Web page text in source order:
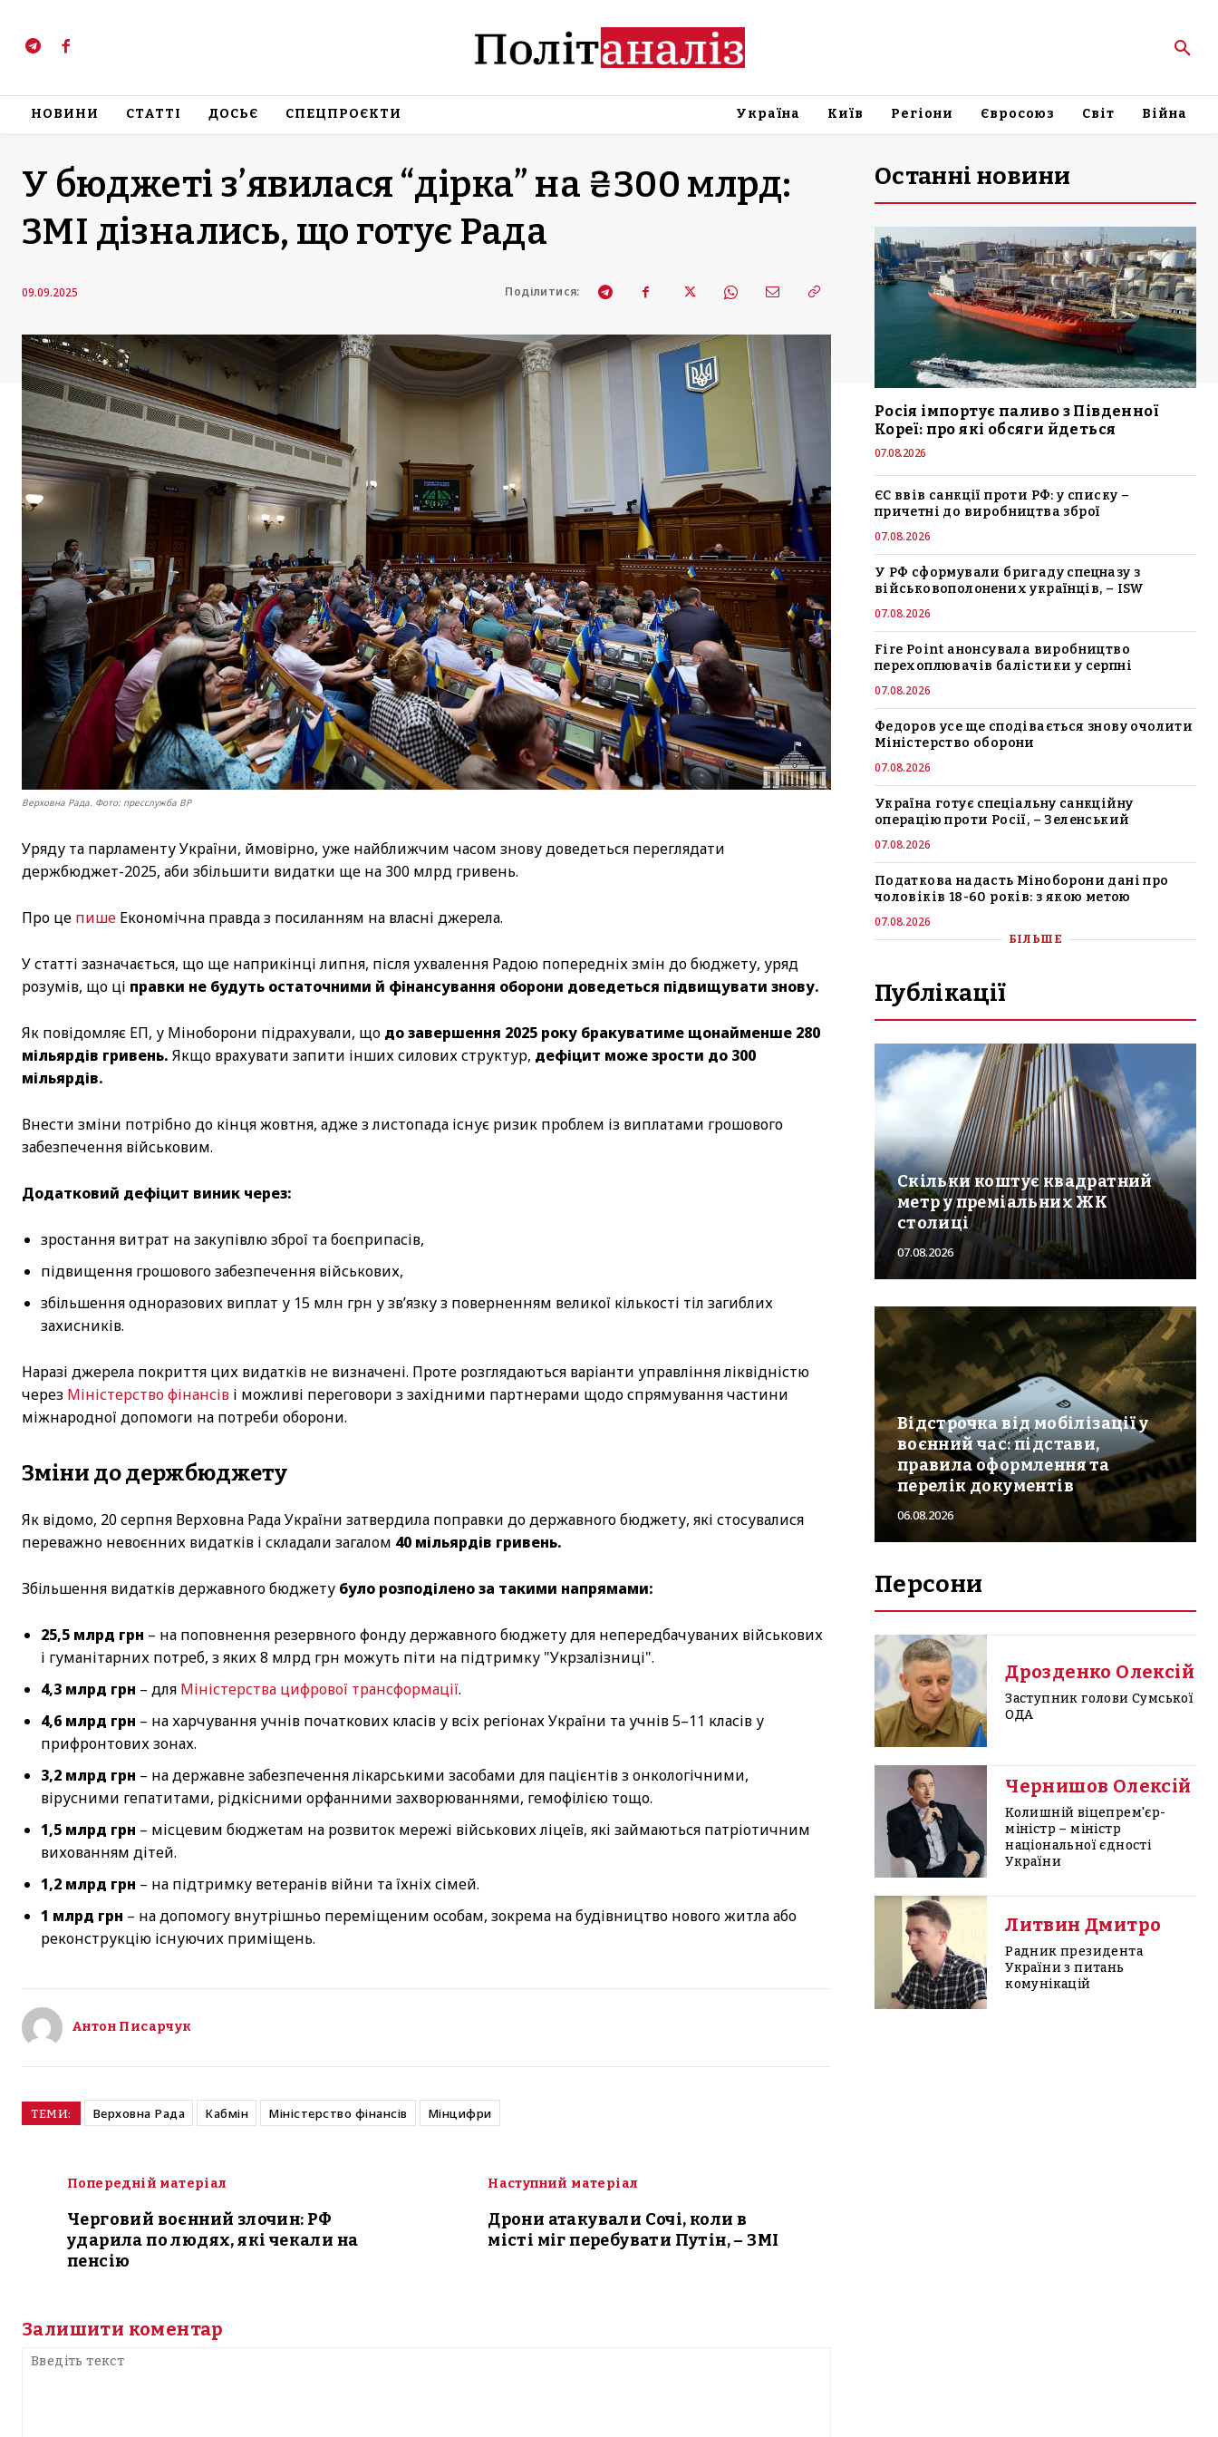
НОВИНИ СТАТТІ ДОСЬЄ СПЕЦПРОЄКТИ Україна Київ Регіони Євросоюз Світ Війна
У бюджеті з’явилася “дірка” на ₴300 млрд:
ЗМІ дізнались, що готує Рада
09.09.2025 Поділитися:
Верховна Рада. Фото: пресслужба ВР
Уряду та парламенту України, ймовірно, уже найближчим часом знову доведеться переглядати
держбюджет-2025, аби збільшити видатки ще на 300 млрд гривень.
Про це пише Економічна правда з посиланням на власні джерела.
У статті зазначається, що ще наприкінці липня, після ухвалення Радою попередніх змін до бюджету, уряд
розумів, що ці правки не будуть остаточними й фінансування оборони доведеться підвищувати знову.
Як повідомляє ЕП, у Міноборони підрахували, що до завершення 2025 року бракуватиме щонайменше 280
мільярдів гривень. Якщо врахувати запити інших силових структур, дефіцит може зрости до 300
мільярдів.
Внести зміни потрібно до кінця жовтня, адже з листопада існує ризик проблем із виплатами грошового
забезпечення військовим.
Додатковий дефіцит виник через:
зростання витрат на закупівлю зброї та боєприпасів,
підвищення грошового забезпечення військових,
збільшення одноразових виплат у 15 млн грн у зв’язку з поверненням великої кількості тіл загиблих
захисників.
Наразі джерела покриття цих видатків не визначені. Проте розглядаються варіанти управління ліквідністю
через Міністерство фінансів і можливі переговори з західними партнерами щодо спрямування частини
міжнародної допомоги на потреби оборони.
Зміни до держбюджету
Як відомо, 20 серпня Верховна Рада України затвердила поправки до державного бюджету, які стосувалися
переважно невоєнних видатків і складали загалом 40 мільярдів гривень.
Збільшення видатків державного бюджету було розподілено за такими напрямами:
25,5 млрд грн – на поповнення резервного фонду державного бюджету для непередбачуваних військових
і гуманітарних потреб, з яких 8 млрд грн можуть піти на підтримку "Укрзалізниці".
4,3 млрд грн – для Міністерства цифрової трансформації.
4,6 млрд грн – на харчування учнів початкових класів у всіх регіонах України та учнів 5–11 класів у
прифронтових зонах.
3,2 млрд грн – на державне забезпечення лікарськими засобами для пацієнтів з онкологічними,
вірусними гепатитами, рідкісними орфанними захворюваннями, гемофілією тощо.
1,5 млрд грн – місцевим бюджетам на розвиток мережі військових ліцеїв, які займаються патріотичним
вихованням дітей.
1,2 млрд грн – на підтримку ветеранів війни та їхніх сімей.
1 млрд грн – на допомогу внутрішньо переміщеним особам, зокрема на будівництво нового житла або
реконструкцію існуючих приміщень.
Антон Писарчук
ТЕМИ: Верховна Рада Кабмін Міністерство фінансів Мінцифри
Попередній матеріал
Черговий воєнний злочин: РФ
ударила по людях, які чекали на
пенсію
Наступний матеріал
Дрони атакували Сочі, коли в
місті міг перебувати Путін, – ЗМІ
Залишити коментар
Останні новини
Росія імпортує паливо з Південної
Кореї: про які обсяги йдеться
07.08.2026
ЄС ввів санкції проти РФ: у списку –
причетні до виробництва зброї
07.08.2026
У РФ сформували бригаду спецназу з
військовополонених українців, – ISW
07.08.2026
Fire Point анонсувала виробництво
перехоплювачів балістики у серпні
07.08.2026
Федоров усе ще сподівається знову очолити
Міністерство оборони
07.08.2026
Україна готує спеціальну санкційну
операцію проти Росії, – Зеленський
07.08.2026
Податкова надасть Міноборони дані про
чоловіків 18-60 років: з якою метою
07.08.2026
БІЛЬШЕ
Публікації
Скільки коштує квадратний
метр у преміальних ЖК
столиці
07.08.2026
Відстрочка від мобілізації у
воєнний час: підстави,
правила оформлення та
перелік документів
06.08.2026
Персони
Дрозденко Олексій
Заступник голови Сумської
ОДА
Чернишов Олексій
Колишній віцепрем'єр-
міністр – міністр
національної єдності
України
Литвин Дмитро
Радник президента
України з питань
комунікацій